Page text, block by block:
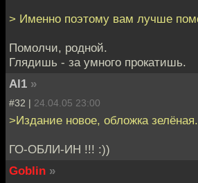
> Именно поэтому вам лучше
Помолчи, родной.
Глядишь - за умного прокатишь.
Al1 »
#32 | 24.04.05 23:00
>Издание новое, обложка зелёная.
ГО-ОБЛИ-ИН !!! :))
Goblin »